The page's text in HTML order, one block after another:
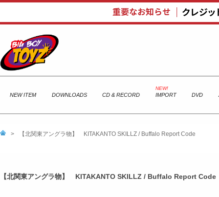
NEW ITEM DOWNLOADS CD & RECORD IMPORT DVD
> 【北関東アングラ物】 KITAKANTO SKILLZ / Buffalo Report Code
【北関東アングラ物】 KITAKANTO SKILLZ / Buffalo Report Code